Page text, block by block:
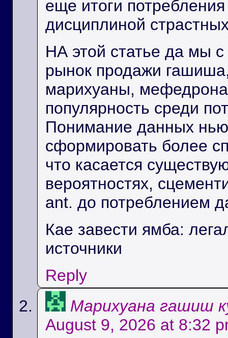
еще итоги
дисциплиной
НА этой статье да мы
рынок продажи
марихуаны,
популярность среди
Понимание данных
сформировать более
что касается
вероятностях,
ant. до потреблением
Кае завести ямба:
источники
Reply
Марихуана гашиш
August 9, 2026 at 8:32